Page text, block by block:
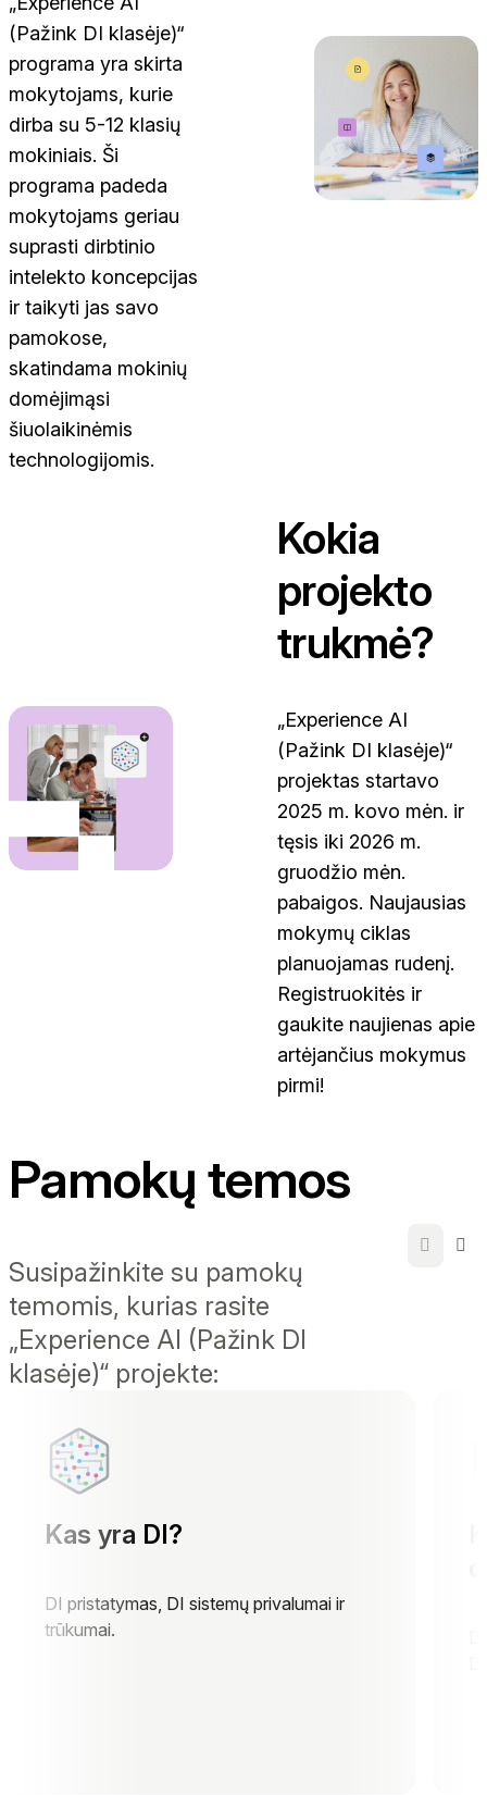
(Pažink DI klasėje)“
programa yra skirta
mokytojams, kurie
dirba su 5-12 klasių
mokiniais. Ši
programa padeda
mokytojams geriau
suprasti dirbtinio
intelekto koncepcijas
ir taikyti jas savo
pamokose,
skatindama mokinių
domėjimąsi
šiuolaikinėmis
technologijomis.
Kokia
projekto
trukmė?
„Experience AI
(Pažink DI klasėje)“
projektas startavo
2025 m. kovo mėn. ir
tęsis iki 2026 m.
gruodžio mėn.
pabaigos. Naujausias
mokymų ciklas
planuojamas rudenį.
Registruokitės ir
gaukite naujienas apie
artėjančius mokymus
pirmi!
Pamokų temos
Susipažinkite su pamokų
temomis, kurias rasite
„Experience AI (Pažink DI
klasėje)“ projekte:
Kas yra DI?
DI pristatymas, DI sistemų privalumai ir
trūkumai.